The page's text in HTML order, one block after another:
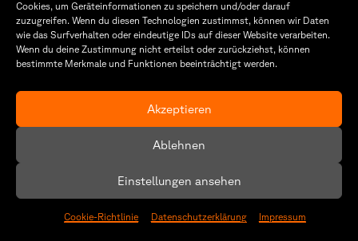
Cookies, um Geräteinformationen zu speichern und/oder darauf
zuzugreifen. Wenn du diesen Technologien zustimmst, können wir Daten
wie das Surfverhalten oder eindeutige IDs auf dieser Website verarbeiten.
Wenn du deine Zustimmung nicht erteilst oder zurückziehst, können
bestimmte Merkmale und Funktionen beeinträchtigt werden.
Akzeptieren
Ablehnen
Einstellungen ansehen
Cookie-Richtlinie Datenschutzerklärung Impressum
Technische Hochschule
Würzburg-Schweinfurt
Sanderheinrichsleitenweg 20
97074 Würzburg
Öffnungszeiten Dekanat
Montag – Freitag
8:30 – 12:00
Dienstag & Donnerstag
8:30 – 15:30